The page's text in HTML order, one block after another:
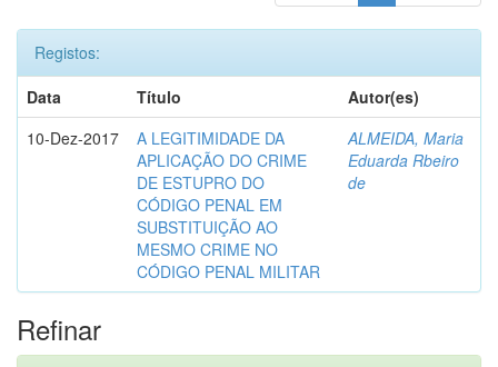
Registos:
Data
Título
Autor(es)
10-Dez-2017
A LEGITIMIDADE DA
APLICAÇÃO DO CRIME
DE ESTUPRO DO
CÓDIGO PENAL EM
SUBSTITUIÇÃO AO
MESMO CRIME NO
CÓDIGO PENAL MILITAR
ALMEIDA, Maria
Eduarda Rbeiro
de
Refinar